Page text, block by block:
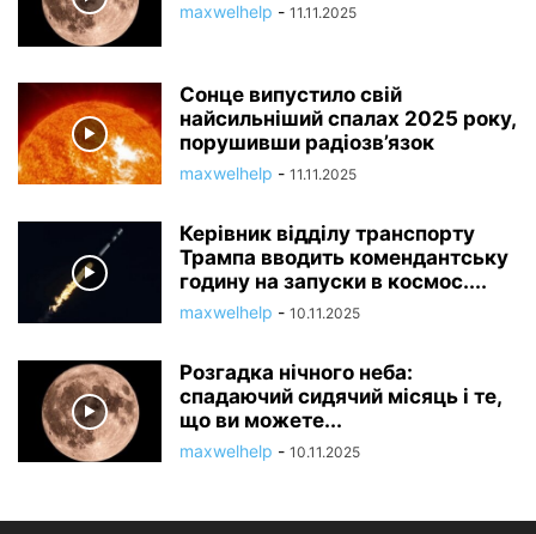
maxwelhelp - 11.11.2025
Сонце випустило свій
найсильніший спалах 2025 року,
порушивши радіозв’язок
maxwelhelp - 11.11.2025
Керівник відділу транспорту
Трампа вводить комендантську
годину на запуски в космос....
maxwelhelp - 10.11.2025
Розгадка нічного неба:
спадаючий сидячий місяць і те,
що ви можете...
maxwelhelp - 10.11.2025